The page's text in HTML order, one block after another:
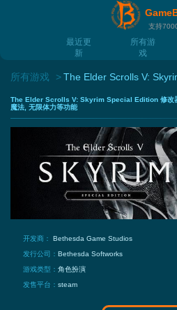
支持
最近更
新
所有游
戏
所有游戏 The Elder Scrolls V:
The Elder Scrolls V: Skyrim Special Edition 修改
魔法, 无限体力等功能
开发商： Bethesda Game Studios
发行公司： Bethesda Softworks
游戏类型： 角色扮演
发售平台： steam